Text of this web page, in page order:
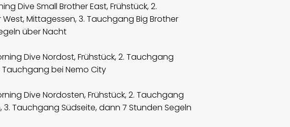
Dive Small Brother East, Frühstück, 2.
Mittagessen, 3. Tauchgang Big Brother
über Nacht
Dive Nordost, Frühstück, 2. Tauchgang
Tauchgang bei Nemo City
Dive Nordosten, Frühstück, 2. Tauchgang
Tauchgang Südseite, dann 7 Stunden Segeln